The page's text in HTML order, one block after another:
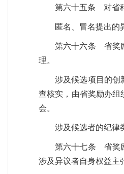
第六十五条 对省
匿名、冒名提出的
第六十六条 省奖
理。
涉及候选项目的创
查核实，由省奖励办组
会。
涉及候选者的纪律
第六十七条 省奖
涉及异议者自身权益主